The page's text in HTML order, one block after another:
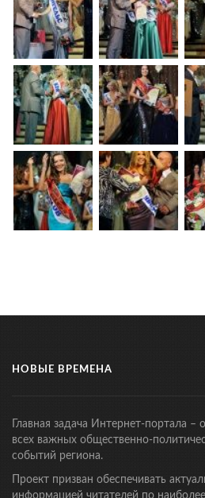
НОВЫЕ ВРЕМЕНА
Главная задача Интернет-портала –
всех важных общественно-
событий региона.
Проект призван обеспечивать